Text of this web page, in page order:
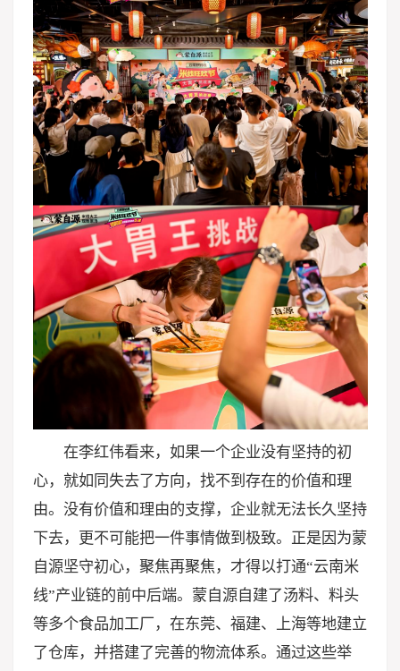
在李红伟看来，如果一个企业没有坚持的初
心，就如同失去了方向，找不到存在的价值和理
由。没有价值和理由的支撑，企业就无法长久坚持
下去，更不可能把一件事情做到极致。正是因为蒙
自源坚守初心，聚焦再聚焦，才得以打通“云南米
线”产业链的前中后端。蒙自源自建了汤料、料头
等多个食品加工厂，在东莞、福建、上海等地建立
了仓库，并搭建了完善的物流体系。通过这些举